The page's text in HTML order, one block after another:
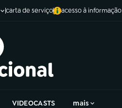
carta de serviço acesso à informação
VIDEOCASTS mais